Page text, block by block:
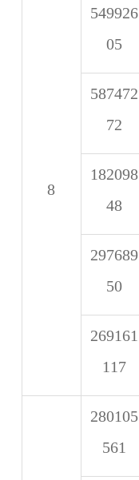
8
549926
05
587472
72
182098
48
297689
50
269161
117
280105
561